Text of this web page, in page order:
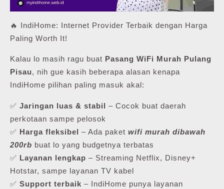
🔥 IndiHome: Internet Provider Terbaik dengan Harga
Paling Worth It!
Kalau lo masih ragu buat Pasang WiFi Murah Pulang
Pisau, nih gue kasih beberapa alasan kenapa
IndiHome pilihan paling masuk akal:
✅ Jaringan luas & stabil – Cocok buat daerah
perkotaan sampe pelosok
✅ Harga fleksibel – Ada paket wifi murah dibawah
200rb buat lo yang budgetnya terbatas
✅ Layanan lengkap – Streaming Netflix, Disney+
Hotstar, sampe layanan TV kabel
✅ Support terbaik – IndiHome punya layanan